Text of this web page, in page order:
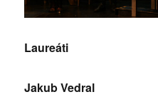
Laureáti
Jakub Vedral